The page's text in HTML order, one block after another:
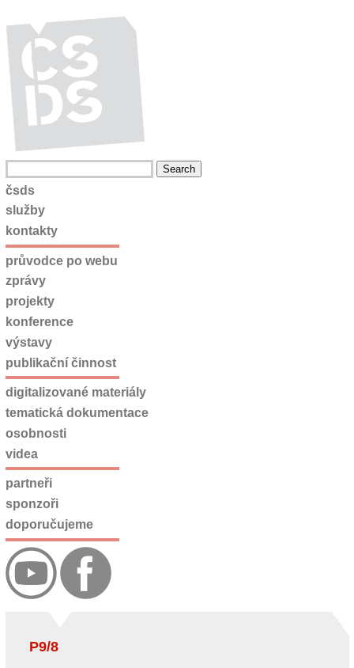
P9/8
čsds
služby
kontakty
průvodce po webu
zprávy
projekty
konference
výstavy
publikační činnost
digitalizované materiály
tematická dokumentace
osobnosti
videa
partneři
sponzoři
doporučujeme